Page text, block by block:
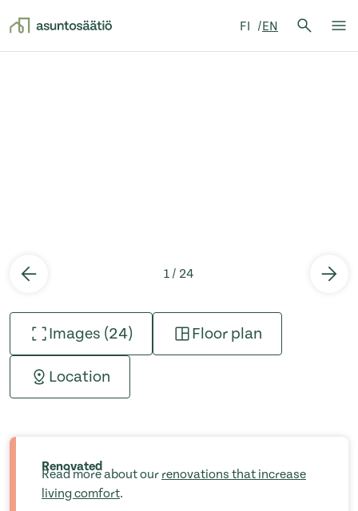
FI EN
Search
1 / 24
Images (24) Floor plan
Location
Renovated
Read more about our renovations that increase
living comfort.